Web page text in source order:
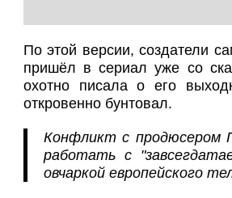
По этой версии, создатели
пришёл в сериал уже со
охотно писала о его
откровенно бунтовал.
Конфликт с продюсером
работать с
овчаркой европейского